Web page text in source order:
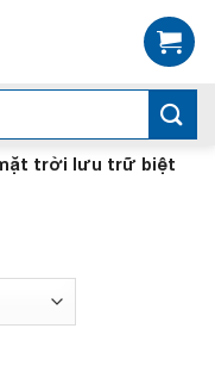
trời lưu trữ biệt